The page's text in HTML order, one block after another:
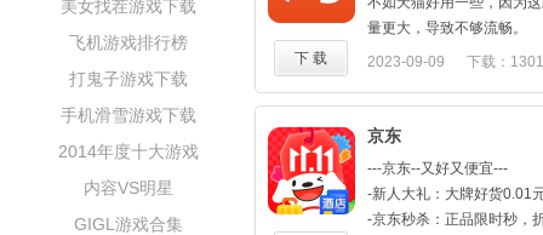
美女找茬游戏下载
飞机游戏排行榜
打鬼子游戏下载
手机滑雪游戏下载
2014年度十大游戏
内容VS明星
GIGL游戏合集
量更大，导致不够流畅。
2023-09-09
下载：
68.79M
下 载
京东
---京东--又好又便宜---
-新人大礼：大牌好货0.01
-京东秒杀：正品限时秒，